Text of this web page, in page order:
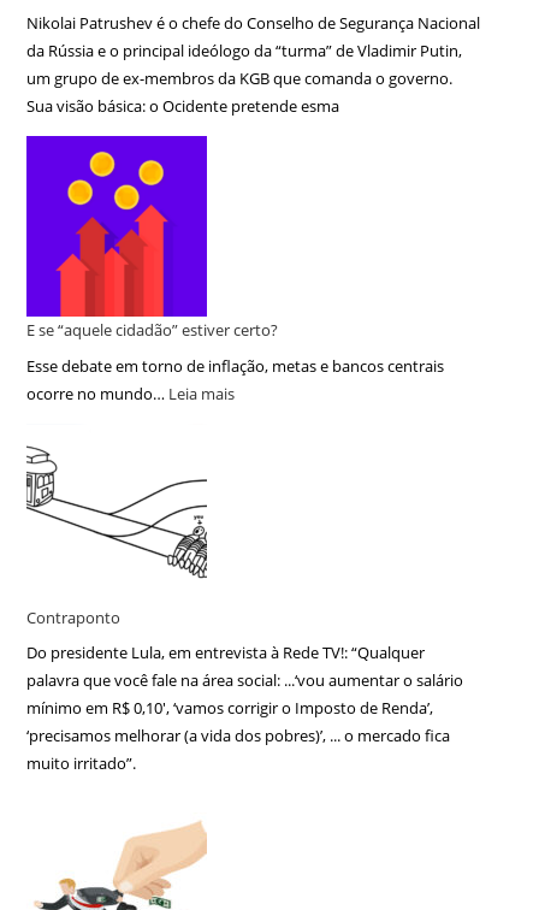
Nikolai Patrushev é o chefe do Conselho de Segurança Nacional
da Rússia e o principal ideólogo da “turma” de Vladimir Putin,
um grupo de ex-membros da KGB que comanda o governo.
Sua visão básica: o Ocidente pretende esma
E se “aquele cidadão” estiver certo?
Esse debate em torno de inflação, metas e bancos centrais
ocorre no mundo… Leia mais
Contraponto
Do presidente Lula, em entrevista à Rede TV!: “Qualquer
palavra que você fale na área social: ...‘vou aumentar o salário
mínimo em R$ 0,10′, ‘vamos corrigir o Imposto de Renda’,
‘precisamos melhorar (a vida dos pobres)’, ... o mercado fica
muito irritado”.